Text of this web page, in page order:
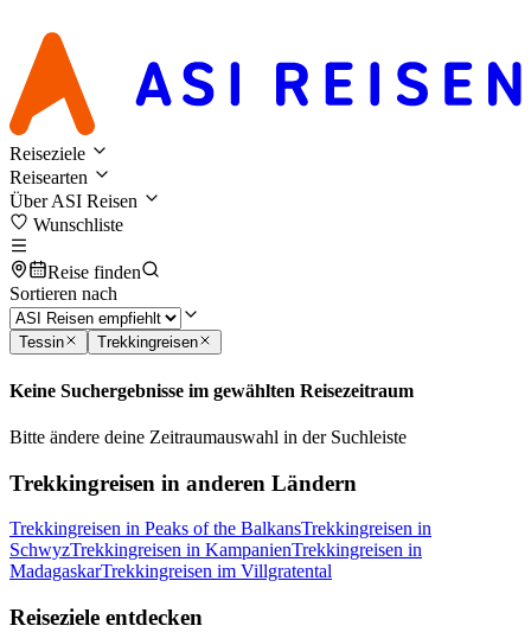
Reiseziele
Reisearten
Über ASI Reisen
Wunschliste
Reise finden
Sortieren nach
Tessin Trekkingreisen
Keine Suchergebnisse im gewählten Reisezeitraum
Bitte ändere deine Zeitraumauswahl in der Suchleiste
Trekkingreisen in anderen Ländern
Trekkingreisen in Peaks of the BalkansTrekkingreisen in
SchwyzTrekkingreisen in KampanienTrekkingreisen in
MadagaskarTrekkingreisen im Villgratental
Reiseziele entdecken